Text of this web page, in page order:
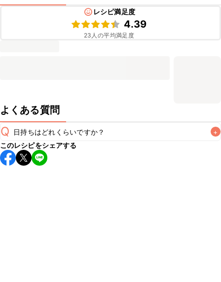
レシピ満足度
4.39
23 人の平均満足度
よくある質問
Q 日持ちはどれくらいですか？ +
保存期間は冷蔵で翌日中が目安です。なるべくお早めにお召
し上がりください。
このレシピをシェアする